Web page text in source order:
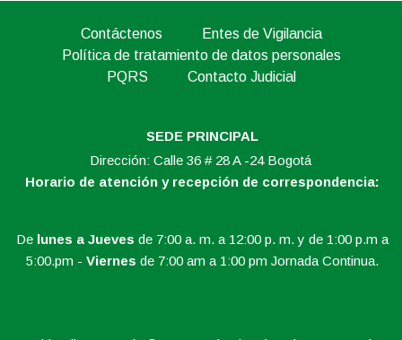
Contáctenos
Entes de Vigilancia
Política de tratamiento de datos personales
PQRS
Contacto Judicial
SEDE PRINCIPAL
Dirección: Calle 36 # 28 A -24 Bogotá
Horario de atención y recepción de correspondencia:
De lunes a Jueves de 7:00 a. m. a 12:00 p. m. y de 1:00 p.m a
5:00.pm - Viernes de 7:00 am a 1:00 pm Jornada Continua.